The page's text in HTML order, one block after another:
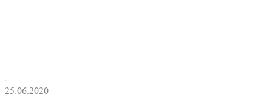
25.06.2020